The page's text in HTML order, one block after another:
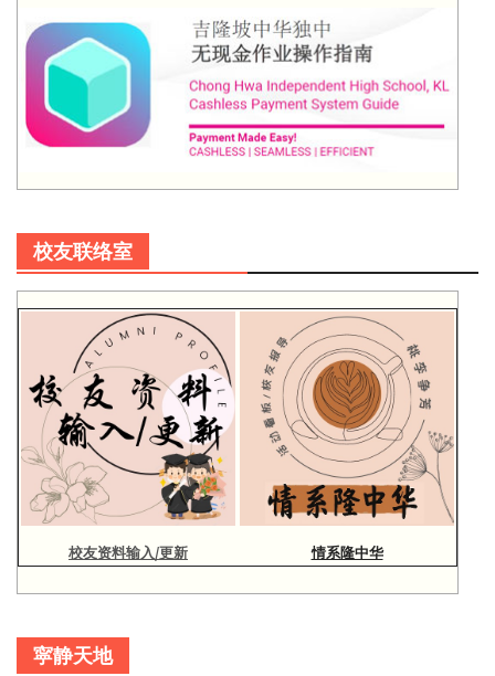
校友联络室
校友资料输入/更新 情系隆中华
寜静天地